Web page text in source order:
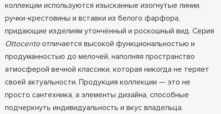
коллекции используются изысканные изогнутые линии,
ручки-крестовины и вставки из белого фарфора,
придающие изделиям утончённый и роскошный вид. Серия
Ottocentoотличается высокой функциональностью и
продуманностью до мелочей, наполняя пространство
атмосферой вечной классики, которая никогда не теряет
своей актуальности. Продукция коллекции — это не
просто сантехника, а элементы дизайна, способные
подчеркнуть индивидуальность и вкус владельца.